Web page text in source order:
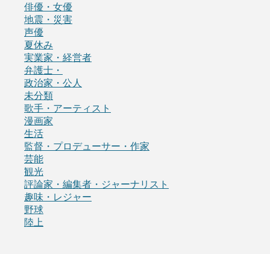
俳優・女優
地震・災害
声優
夏休み
実業家・経営者
弁護士・
政治家・公人
未分類
歌手・アーティスト
漫画家
生活
監督・プロデューサー・作家
芸能
観光
評論家・編集者・ジャーナリスト
趣味・レジャー
野球
陸上